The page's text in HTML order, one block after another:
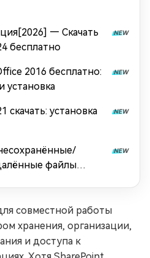
— Скачать
бесплатно
2016 бесплатно:
установка
скачать: установка
файлы
совместной работы
хранения, организации,
и доступа к